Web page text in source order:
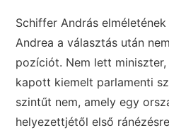
Schiffer András
Andrea a választás után
pozíciót. Nem lett
kapott kiemelt parlamenti
szintűt nem, amely egy
helyezettjétől első